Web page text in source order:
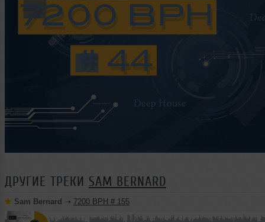
ДРУГИЕ ТРЕКИ SAM BERNARD
Sam Bernard ➝ 7200 BPH # 155